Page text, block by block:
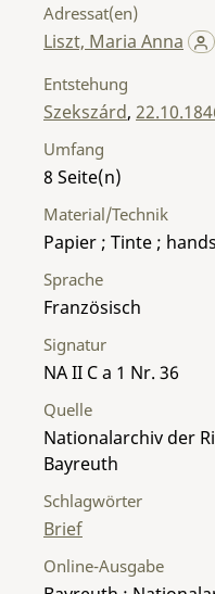
Adressat(en)
Liszt, Maria Anna
Entstehung
Szekszárd,
Umfang
8
Material/Technik
Papier ; Tinte ;
Sprache
Französisch
Signatur
NA II C a 1 Nr. 36
Quelle
Nationalarchiv der
Bayreuth
Schlagwörter
Brief
Online-Ausgabe